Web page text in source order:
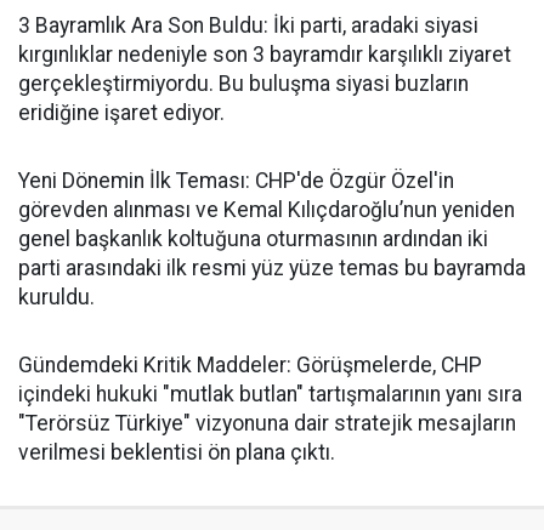
​3 Bayramlık Ara Son Buldu: İki parti, aradaki siyasi
kırgınlıklar nedeniyle son 3 bayramdır karşılıklı ziyaret
gerçekleştirmiyordu. Bu buluşma siyasi buzların
eridiğine işaret ediyor.
​Yeni Dönemin İlk Teması: CHP'de Özgür Özel'in
görevden alınması ve Kemal Kılıçdaroğlu’nun yeniden
genel başkanlık koltuğuna oturmasının ardından iki
parti arasındaki ilk resmi yüz yüze temas bu bayramda
kuruldu.
​Gündemdeki Kritik Maddeler: Görüşmelerde, CHP
içindeki hukuki "mutlak butlan" tartışmalarının yanı sıra
"Terörsüz Türkiye" vizyonuna dair stratejik mesajların
verilmesi beklentisi ön plana çıktı.